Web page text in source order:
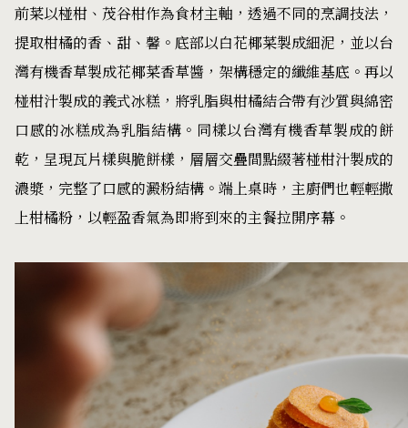
前菜以椪柑、茂谷柑作為食材主軸，透過不同的烹調技法，
提取柑橘的香、甜、馨。底部以白花椰菜製成細泥，並以台
灣有機香草製成花椰菜香草醬，架構穩定的纖維基底。再以
椪柑汁製成的義式冰糕，將乳脂與柑橘結合帶有沙質與綿密
口感的冰糕成為乳脂結構。同樣以台灣有機香草製成的餅
乾，呈現瓦片樣與脆餅樣，層層交疊間點綴著椪柑汁製成的
濃漿，完整了口感的澱粉結構。端上桌時，主廚們也輕輕撒
上柑橘粉，以輕盈香氣為即將到來的主餐拉開序幕。